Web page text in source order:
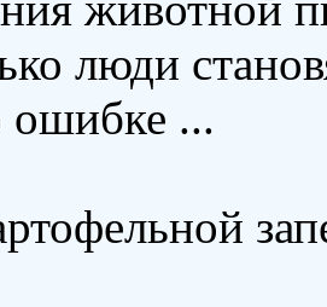
люди
ошибке ...